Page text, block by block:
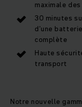
maximale
30 minutes
d’une
complète
Haute
transport
Notre nouvelle